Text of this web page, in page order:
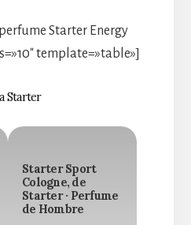
Starter Energy
template=»table»]
Starter
Starter Sport
Cologne, de
Starter · Perfume
de Hombre